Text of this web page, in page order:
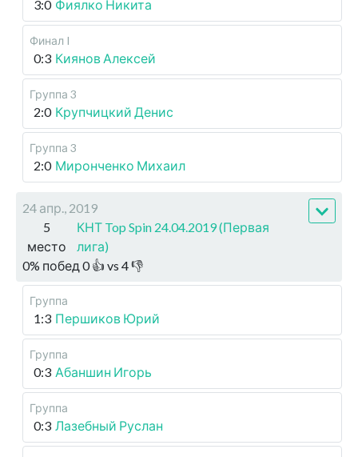
3:0 Фиялко Никита
Финал I
0:3 Киянов Алексей
Группа 3
2:0 Крупчицкий Денис
Группа 3
2:0 Миронченко Михаил
24 апр., 2019
5
место
КНТ Top Spin 24.04.2019 (Первая
лига)
0% побед 0👍 vs 4👎
Группа
1:3 Першиков Юрий
Группа
0:3 Абаншин Игорь
Группа
0:3 Лазебный Руслан